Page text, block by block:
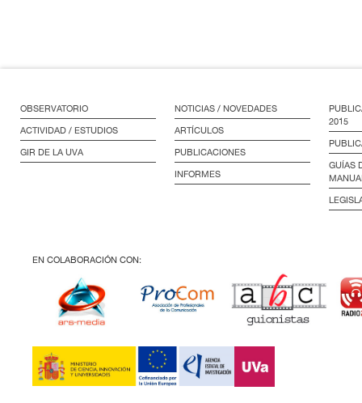
OBSERVATORIO
ACTIVIDAD / ESTUDIOS
GIR DE LA UVA
NOTICIAS / NOVEDADES
ARTÍCULOS
PUBLICACIONES
INFORMES
2015
GUÍAS
EN COLABORACIÓN CON: